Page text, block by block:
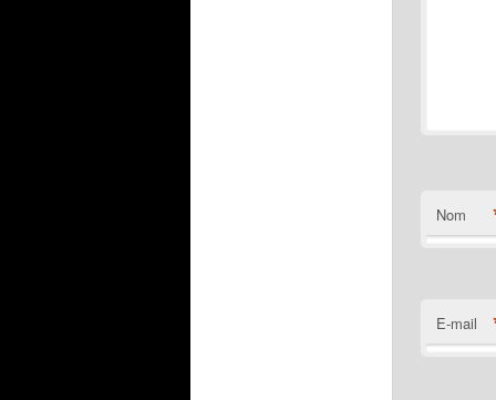
Nom
E-mail